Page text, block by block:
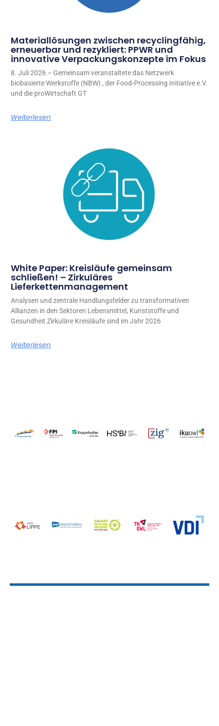
Materiallösungen zwischen recyclingfähig,
erneuerbar und rezykliert: PPWR und
innovative Verpackungskonzepte im Fokus
8. Juli 2026 – Gemeinsam veranstaltete das Netzwerk
biobasierte Werkstoffe (NBW) , der Food-Processing Initiative e.V.
und die proWirtschaft GT
Weiterlesen
White Paper: Kreisläufe gemeinsam
schließen! – Zirkuläres
Lieferkettenmanagement
Analysen und zentrale Handlungsfelder zu transformativen
Allianzen in den Sektoren Lebensmittel, Kunststoffe und
Gesundheit Zirkuläre Kreisläufe sind im Jahr 2026
Weiterlesen